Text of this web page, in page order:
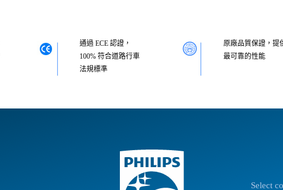
通過 ECE 認證，
100% 符合道路行車
法規標準
原廠品質保證，提
最可靠的性能
Select